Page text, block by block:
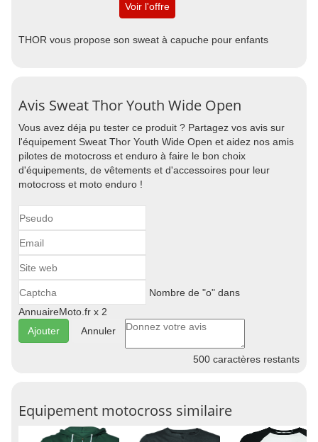
Voir l'offre
THOR vous propose son sweat à capuche pour enfants
Avis Sweat Thor Youth Wide Open
Vous avez déja pu tester ce produit ? Partagez vos avis sur
l'équipement Sweat Thor Youth Wide Open et aidez nos amis
pilotes de motocross et enduro à faire le bon choix
d'équipements, de vêtements et d'accessoires pour leur
motocross et moto enduro !
Nombre de "o" dans
AnnuaireMoto.fr x 2
Annuler
500 caractères restants
Equipement motocross similaire